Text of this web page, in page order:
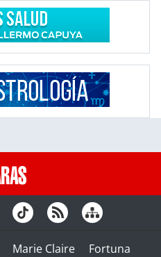
Marie Claire
Fortuna